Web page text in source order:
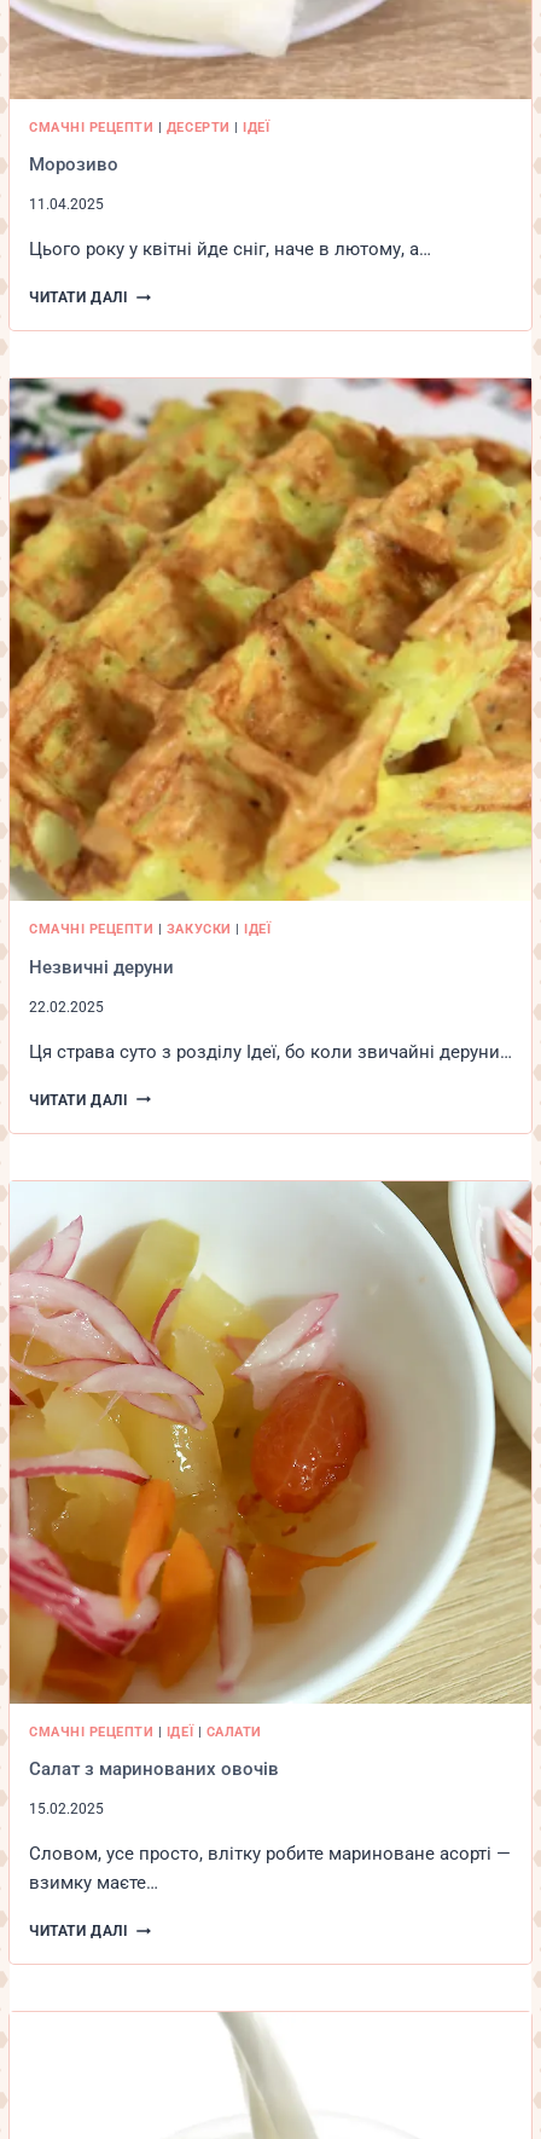
СМАЧНІ РЕЦЕПТИ | ДЕСЕРТИ |ІДЕЇ
Морозиво
11.04.2025
Цього року у квітні йде сніг, наче в лютому, а…
ЧИТАТИ ДАЛІ МОРОЗИВО
СМАЧНІ РЕЦЕПТИ | ЗАКУСКИ |ІДЕЇ
Незвичні деруни
22.02.2025
Ця страва суто з розділу Ідеї, бо коли звичайні деруни…
ЧИТАТИ ДАЛІ НЕЗВИЧНІ
СМАЧНІ РЕЦЕПТИ | ІДЕЇ | САЛАТИ
Салат з маринованих овочів
15.02.2025
Словом, усе просто, влітку робите мариноване асорті —
взимку маєте…
ЧИТАТИ ДАЛІ
САЛАТ